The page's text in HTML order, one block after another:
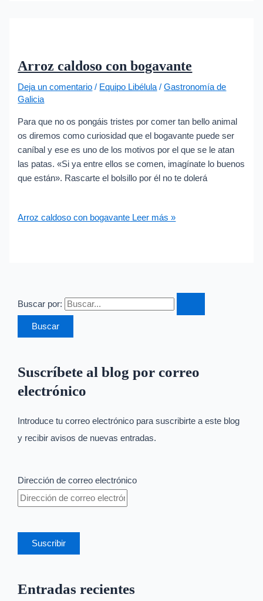
Arroz caldoso con bogavante
Deja un comentario / Equipo Libélula/Gastronomía de
Galicia
Para que no os pongáis tristes por comer tan bello animal
os diremos como curiosidad que el bogavante puede ser
caníbal y ese es uno de los motivos por el que se le atan
las patas. «Si ya entre ellos se comen, imagínate lo buenos
que están». Rascarte el bolsillo por él no te dolerá
Arroz caldoso con bogavante Leer más »
Buscar por:
Suscríbete al blog por correo
electrónico
Introduce tu correo electrónico para suscribirte a este blog
y recibir avisos de nuevas entradas.
Dirección de correo electrónico
Suscribir
Entradas recientes